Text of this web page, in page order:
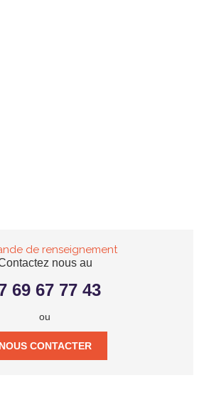
de renseignement
nous au
69 67 77 43
ou
NOUS CONTACTER